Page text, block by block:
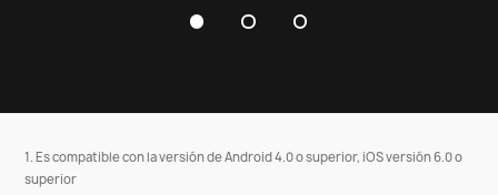
1. Es compatible con la versión de Android 4.0 o superior, iOS versión 6.0 o
superior